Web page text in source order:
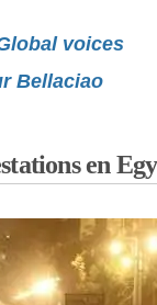
voices
Bellaciao
en